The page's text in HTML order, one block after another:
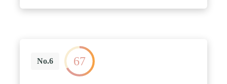
No.6 67